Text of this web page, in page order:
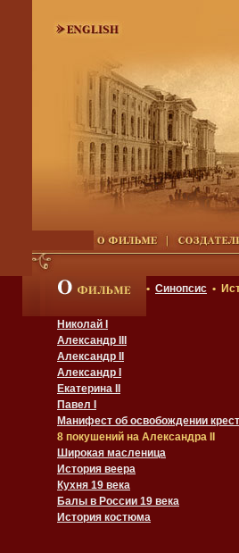
• Синопсис •
Николай I
Александр III
Александр II
Александр I
Екатерина II
Павел I
Манифест об освобождении
8 покушений на Александра II
Широкая масленица
История веера
Кухня 19 века
Балы в России 19 века
История костюма